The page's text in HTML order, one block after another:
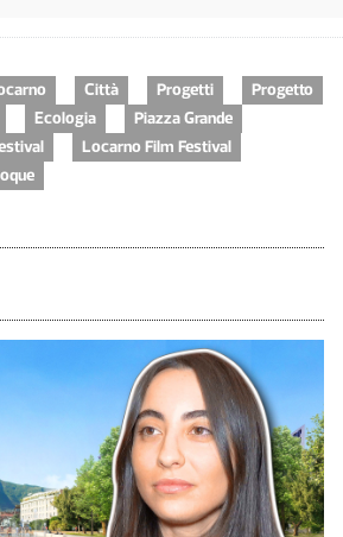
Città Progetti
Progetto
Ecologia
Piazza Grande
Locarno Film Festival